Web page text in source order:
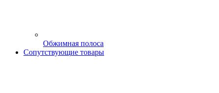
Обжимная полоса
Сопутствующие товары